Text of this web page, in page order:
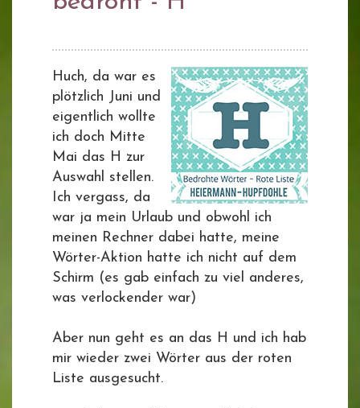
Huch, da war es
plötzlich Juni und
eigentlich wollte
ich doch Mitte
Mai das H zur
Auswahl stellen.
Ich vergass, da
war ja mein Urlaub und obwohl ich
meinen Rechner dabei hatte, meine
Wörter-Aktion hatte ich nicht auf dem
Schirm (es gab einfach zu viel anderes,
was verlockender war)
Aber nun geht es an das H und ich hab
mir wieder zwei Wörter aus der roten
Liste ausgesucht.